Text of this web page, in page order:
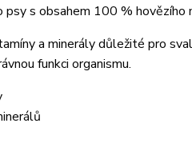
s obsahem 100 % hovězího
a minerály důležité pro
funkci organismu.